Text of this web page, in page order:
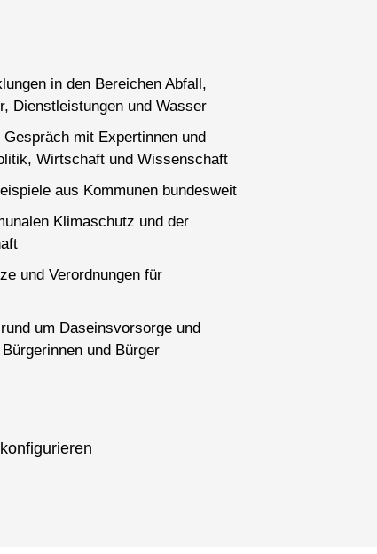
in den Bereichen Abfall,
Dienstleistungen und Wasser
mit Expertinnen und
Wirtschaft und Wissenschaft
aus Kommunen bundesweit
Klimaschutz und der
und Verordnungen für
um Daseinsvorsorge und
und Bürger